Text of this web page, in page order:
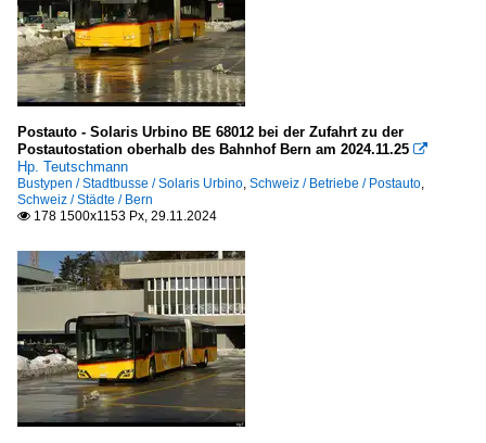
Postauto - Solaris Urbino BE 68012 bei der Zufahrt zu der
Postautostation oberhalb des Bahnhof Bern am 2024.11.25 
Hp. Teutschmann
Bustypen / Stadtbusse / Solaris Urbino, Schweiz / Betriebe / Postauto,
Schweiz / Städte / Bern
 178 1500x1153 Px, 29.11.2024